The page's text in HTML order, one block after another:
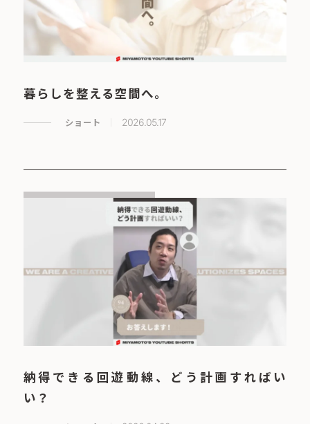
暮らしを整える空間へ。
ショート 2026.05.17
納得できる回遊動線、どう計画すればい
い？